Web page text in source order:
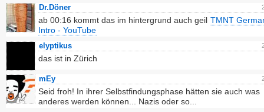
Dr.Döner
ab 00:16 kommt das im hintergrund auch geil TMNT
Intro - YouTube
elyptikus
das ist in Zürich
mEy
Seid froh! In ihrer Selbstfindungsphase hätten sie auch was
anderes werden können... Nazis oder so...